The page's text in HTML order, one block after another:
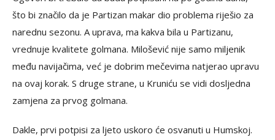
što bi značilo da je Partizan makar dio problema riješio za
narednu sezonu. A uprava, ma kakva bila u Partizanu,
vrednuje kvalitete golmana. Milošević nije samo miljenik
među navijačima, već je dobrim mečevima natjerao upravu
na ovaj korak. S druge strane, u Kruniću se vidi dosljedna
zamjena za prvog golmana.
Dakle, prvi potpisi za ljeto uskoro će osvanuti u Humskoj.